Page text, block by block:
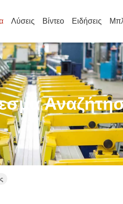
Λύσεις Βίντεο Ειδήσεις